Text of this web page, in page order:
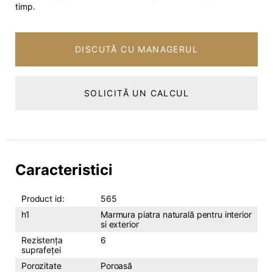
timp.
DISCUTĂ CU MANAGERUL
SOLICITĂ UN CALCUL
Caracteristici
Product id:
565
h1
Marmura piatra naturală pentru interior
si exterior
Rezistența
suprafeței
6
Porozitate
Poroasă